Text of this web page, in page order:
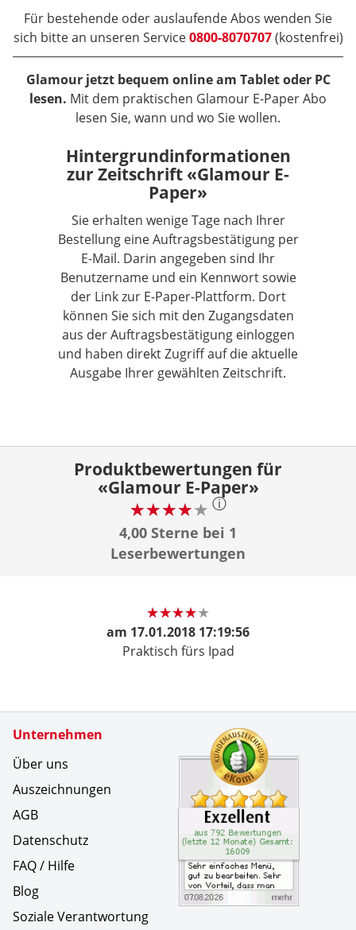
Für bestehende oder auslaufende Abos wenden Sie
sich bitte an unseren Service0800-8070707 (kostenfrei)
Glamour jetzt bequem online am Tablet oder PC
lesen. Mit dem praktischen Glamour E-Paper Abo
lesen Sie, wann und wo Sie wollen.
Hintergrundinformationen
zur Zeitschrift «Glamour E-
Paper»
Sie erhalten wenige Tage nach Ihrer
Bestellung eine Auftragsbestätigung per
E-Mail. Darin angegeben sind Ihr
Benutzername und ein Kennwort sowie
der Link zur E-Paper-Plattform. Dort
können Sie sich mit den Zugangsdaten
aus der Auftragsbestätigung einloggen
und haben direkt Zugriff auf die aktuelle
Ausgabe Ihrer gewählten Zeitschrift.
Produktbewertungen für
«Glamour E-Paper»
ⓘ
4,00 Sterne bei 1
Leserbewertungen
am 17.01.2018 17:19:56
Praktisch fürs Ipad
Unternehmen
Über uns
Auszeichnungen
AGB
Datenschutz
FAQ / Hilfe
Blog
Soziale Verantwortung
Zertifikate